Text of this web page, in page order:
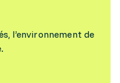
l’environnement de